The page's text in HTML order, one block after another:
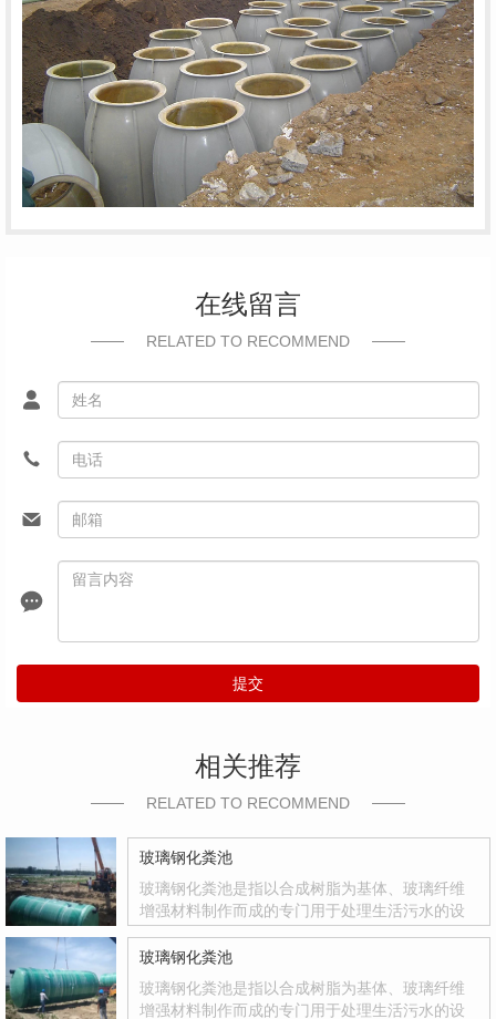
在线留言
RELATED TO RECOMMEND
提交
相关推荐
RELATED TO RECOMMEND
玻璃钢化粪池
玻璃钢化粪池是指以合成树脂为基体、玻璃纤维
增强材料制作而成的专门用于处理生活污水的设
品，其质量轻、强度高、韧性好、耐腐蚀、色彩
鲜艳、光洁度达到镜面效果等优点
玻璃钢化粪池
玻璃钢化粪池是指以合成树脂为基体、玻璃纤维
增强材料制作而成的专门用于处理生活污水的设